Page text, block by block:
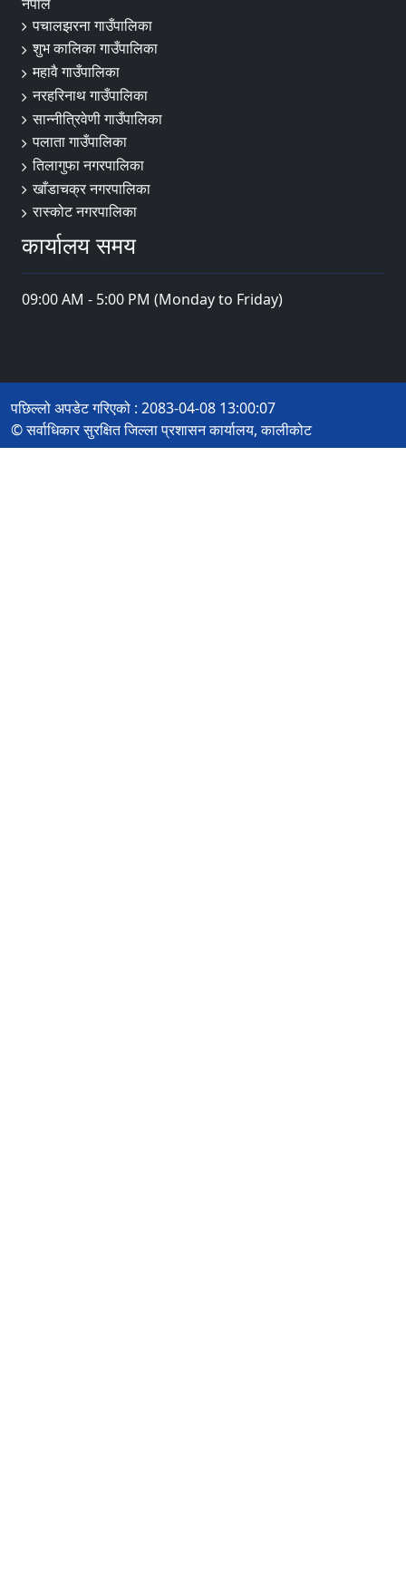
पचालझरना गाउँपालिका
शुभ कालिका गाउँपालिका
महावै गाउँपालिका
नरहरिनाथ गाउँपालिका
सान्नीत्रिवेणी गाउँपालिका
पलाता गाउँपालिका
तिलागुफा नगरपालिका
खाँडाचक्र नगरपालिका
रास्कोट नगरपालिका
कार्यालय समय
09:00 AM - 5:00 PM (Monday to Friday)
पछिल्लो अपडेट गरिएको : 2083-04-08 13:00:07
© सर्वाधिकार सुरक्षित जिल्ला प्रशासन कार्यालय, कालीकोट